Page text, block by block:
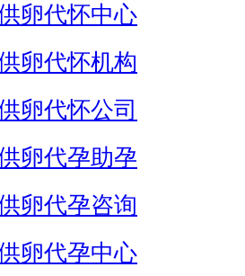
卵代怀中心
卵代怀机构
卵代怀公司
卵代孕助孕
卵代孕咨询
卵代孕中心